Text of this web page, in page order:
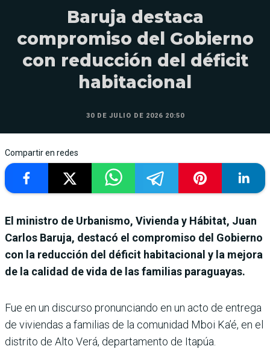
Baruja destaca
compromiso del Gobierno
con reducción del déficit
habitacional
30 DE JULIO DE 2026 20:50
Compartir en redes
El ministro de Urbanismo, Vivienda y Hábitat, Juan
Carlos Baruja, destacó el compromiso del Gobierno
con la reducción del déficit habitacional y la mejora
de la calidad de vida de las familias paraguayas.
Fue en un discurso pronunciando en un acto de entrega
de viviendas a familias de la comunidad Mboi Ka’é, en el
distrito de Alto Verá, departamento de Itapúa.